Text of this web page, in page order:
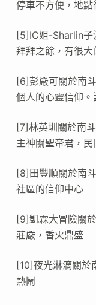
停車不方便，地
[5]IC姐-Sharlin子
拜拜之餘，有很大
[6]彭嚴可關於南
個人的心靈信仰
[7]林英圳關於南
主神關聖帝君，
[8]田豐順關於南
社區的信仰中心
[9]凱霖大冒險關
莊嚴，香火鼎盛
[10]夜光淋漓關於
熱鬧